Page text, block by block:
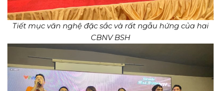
Tiết mục văn nghệ đặc sắc và rất ngẫu hứng của hai
CBNV BSH